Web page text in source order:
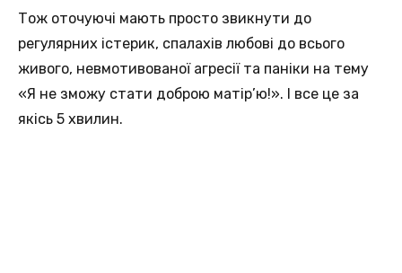
Тож оточуючі мають просто звикнути до
регулярних істерик, спалахів любові до всього
живого, невмотивованої агресії та паніки на тему
«Я не зможу стати доброю матір’ю!». І все це за
якісь 5 хвилин.